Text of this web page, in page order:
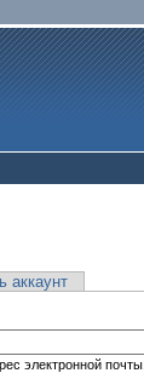
аккаунт
электронной почты.